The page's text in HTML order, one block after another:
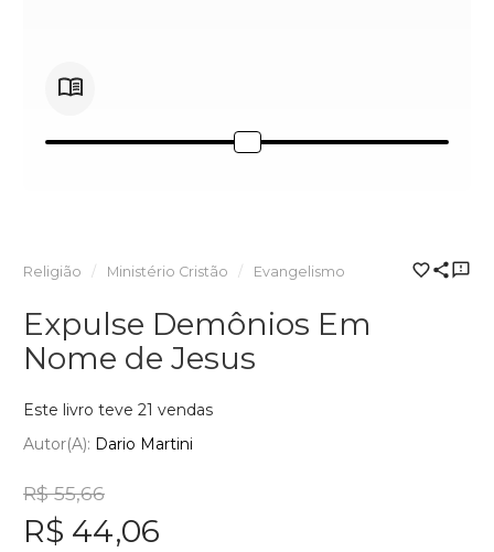
Religião Ministério Cristão Evangelismo
Expulse Demônios Em
Nome de Jesus
Este livro teve 21 vendas
Autor(a): Dario Martini
R$ 55,66
R$ 44,06